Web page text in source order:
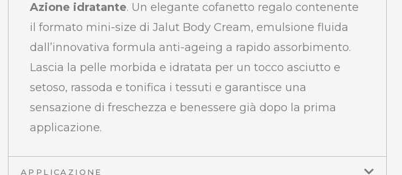
Azione idratante. Un elegante cofanetto regalo contenente
il formato mini-size di Jalut Body Cream, emulsione fluida
dall’innovativa formula anti-ageing a rapido assorbimento.
Lascia la pelle morbida e idratata per un tocco asciutto e
setoso, rassoda e tonifica i tessuti e garantisce una
sensazione di freschezza e benessere già dopo la prima
applicazione.
APPLICAZIONE